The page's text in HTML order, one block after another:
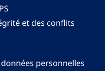
et des conflits
personnelles